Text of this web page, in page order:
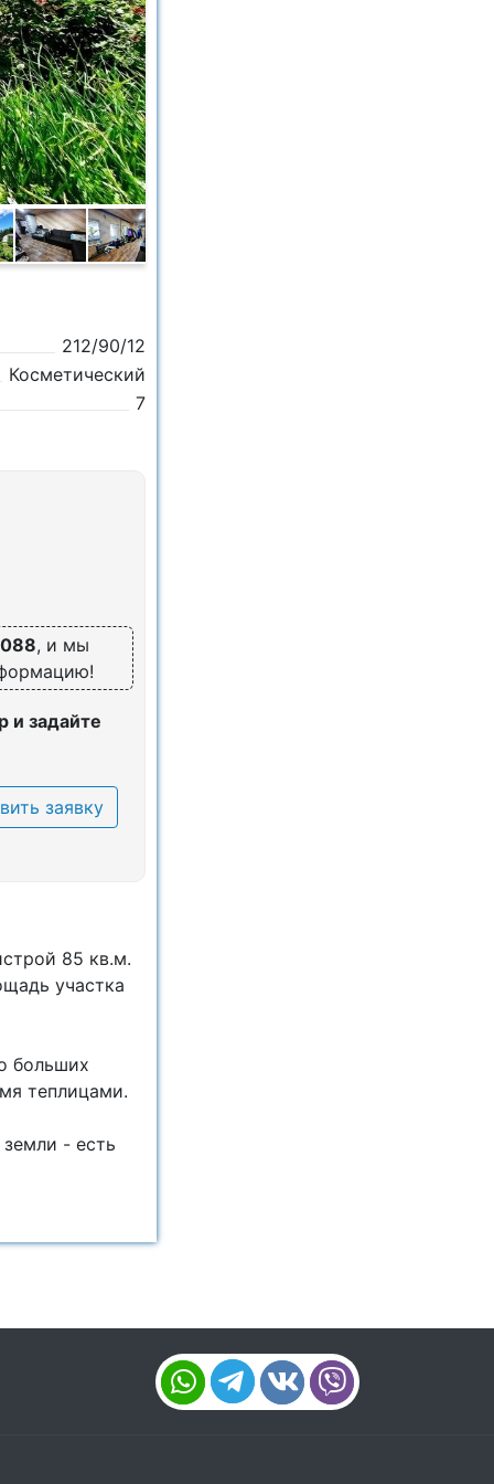
212/90/12
Косметический
7
, и мы
и задайте
заявку
85 кв.м.
участка
больших
теплицами.
- есть